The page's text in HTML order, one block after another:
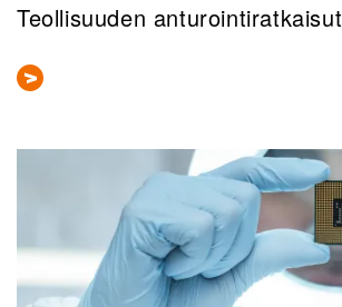
Teollisuuden anturointiratkaisut